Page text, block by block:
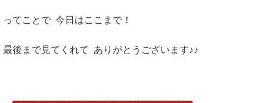
ってことで 今日はここまで！
最後まで見てくれて ありがとうございます♪♪